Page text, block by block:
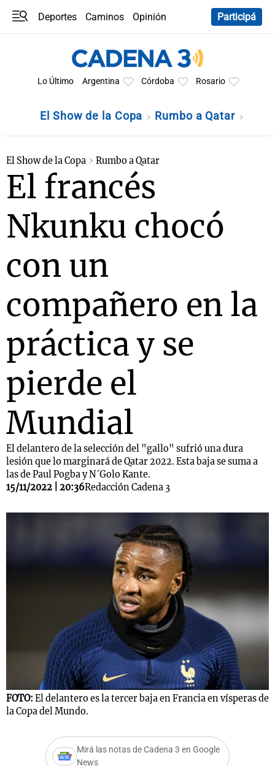
Deportes Caminos
Opinión
Participá
Lo Último Argentina Córdoba Rosario
El Show de la Copa Rumbo a Qatar
El Show de la Copa Rumbo a Qatar
El francés
Nkunku chocó
con un
compañero en la
práctica y se
pierde el
Mundial
El delantero de la selección del "gallo" sufrió una dura
lesión que lo marginará de Qatar 2022. Esta baja se suma a
las de Paul Pogba y N´Golo Kante.
15/11/2022 | 20:36Redacción Cadena 3
FOTO: El delantero es la tercer baja en Francia en vísperas de
la Copa del Mundo.
Mirá las notas de Cadena 3 en Google
News
Notas
Mundial 2026
Notas
La Sole en
Cadena 3